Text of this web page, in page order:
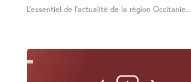
L’essentiel de l’actualité de la région Occitanie...